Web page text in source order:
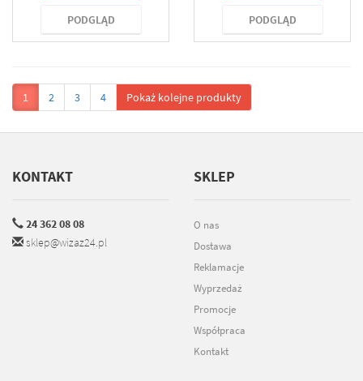
PODGLĄD PODGLĄD
1 2 3 4 Pokaż kolejne produkty
KONTAKT
24 362 08 08
sklep@wizaz24.pl
SKLEP
O nas
Dostawa
Reklamacje
Wyprzedaż
Promocje
Współpraca
Kontakt